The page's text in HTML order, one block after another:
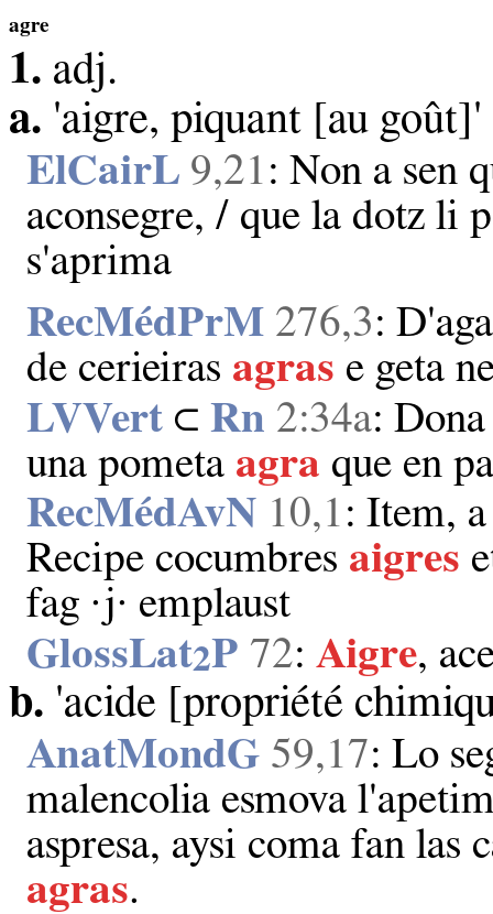
agre
1. adj.
a. 'aigre, piquant [au goût]'
ElCairL 9,21: Non a sen
aconsegre, / que la dotz li
s'aprima
RecMédPrM 276,3:
de cerieiras agras e geta
LVVert ⊂Rn 2:34a:
una pometa agra que en
RecMédAvN 10,1: Item,
Recipe cocumbres aigres
fag ·j· emplaust
GlossLat2P 72:Aigre,
b. 'acide [propriété
AnatMondG 59,17: Lo
malencolia esmova
aspresa, aysi coma fan las
agras.